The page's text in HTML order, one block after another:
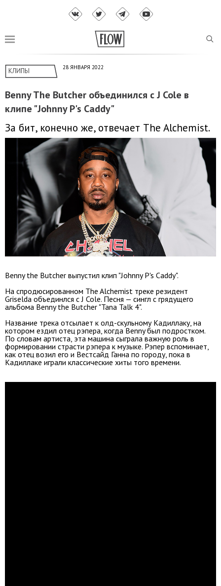
КЛИПЫ 28 ЯНВАРЯ 2022
Benny The Butcher объединился с J Cole в
клипе "Johnny P's Caddy"
За бит, конечно же, отвечает The Alchemist.
Benny the Butcher выпустил клип "Johnny P's Caddy".
На спродюсированном The Alchemist треке резидент
Griselda объединлся с J Cole. Песня — сингл с грядущего
альбома Benny the Butcher "Tana Talk 4".
Название трека отсылает к олд-скульному Кадиллаку, на
котором ездил отец рэпера, когда Benny был подростком.
По словам артиста, эта машина сыграла важную роль в
формировании страсти рэпера к музыке. Рэпер вспоминает,
как отец возил его и Вестсайд Ганна по городу, пока в
Кадиллаке играли классические хиты того времени.